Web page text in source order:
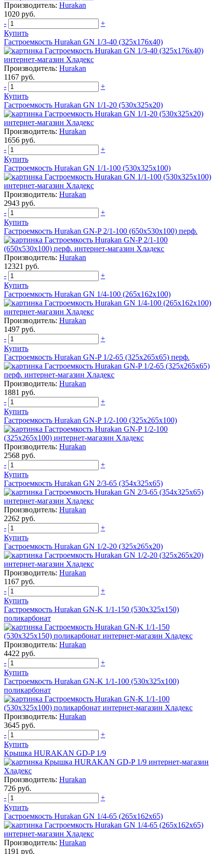
Производитель: Hurakan
1020 руб.
-
+
Купить
Гастроемкость Hurakan GN 1/3-40 (325x176x40)
Производитель: Hurakan
1167 руб.
-
+
Купить
Гастроемкость Hurakan GN 1/1-20 (530х325х20)
Производитель: Hurakan
1656 руб.
-
+
Купить
Гастроемкость Hurakan GN 1/1-100 (530x325x100)
Производитель: Hurakan
2943 руб.
-
+
Купить
Гастроемкость Hurakan GN-P 2/1-100 (650х530х100) перф.
Производитель: Hurakan
12321 руб.
-
+
Купить
Гастроемкость Hurakan GN 1/4-100 (265x162x100)
Производитель: Hurakan
1497 руб.
-
+
Купить
Гастроемкость Hurakan GN-P 1/2-65 (325х265х65) перф.
Производитель: Hurakan
1881 руб.
-
+
Купить
Гастроемкость Hurakan GN-P 1/2-100 (325х265х100)
Производитель: Hurakan
2568 руб.
-
+
Купить
Гастроемкость Hurakan GN 2/3-65 (354x325x65)
Производитель: Hurakan
2262 руб.
-
+
Купить
Гастроемкость Hurakan GN 1/2-20 (325x265x20)
Производитель: Hurakan
1167 руб.
-
+
Купить
Гастроемкость Hurakan GN-K 1/1-150 (530х325х150)
поликарбонат
Производитель: Hurakan
4422 руб.
-
+
Купить
Гастроемкость Hurakan GN-K 1/1-100 (530х325х100)
поликарбонат
Производитель: Hurakan
3645 руб.
-
+
Купить
Крышка HURAKAN GD-P 1/9
Производитель: Hurakan
726 руб.
-
+
Купить
Гастроемкость Hurakan GN 1/4-65 (265x162x65)
Производитель: Hurakan
1191 руб.